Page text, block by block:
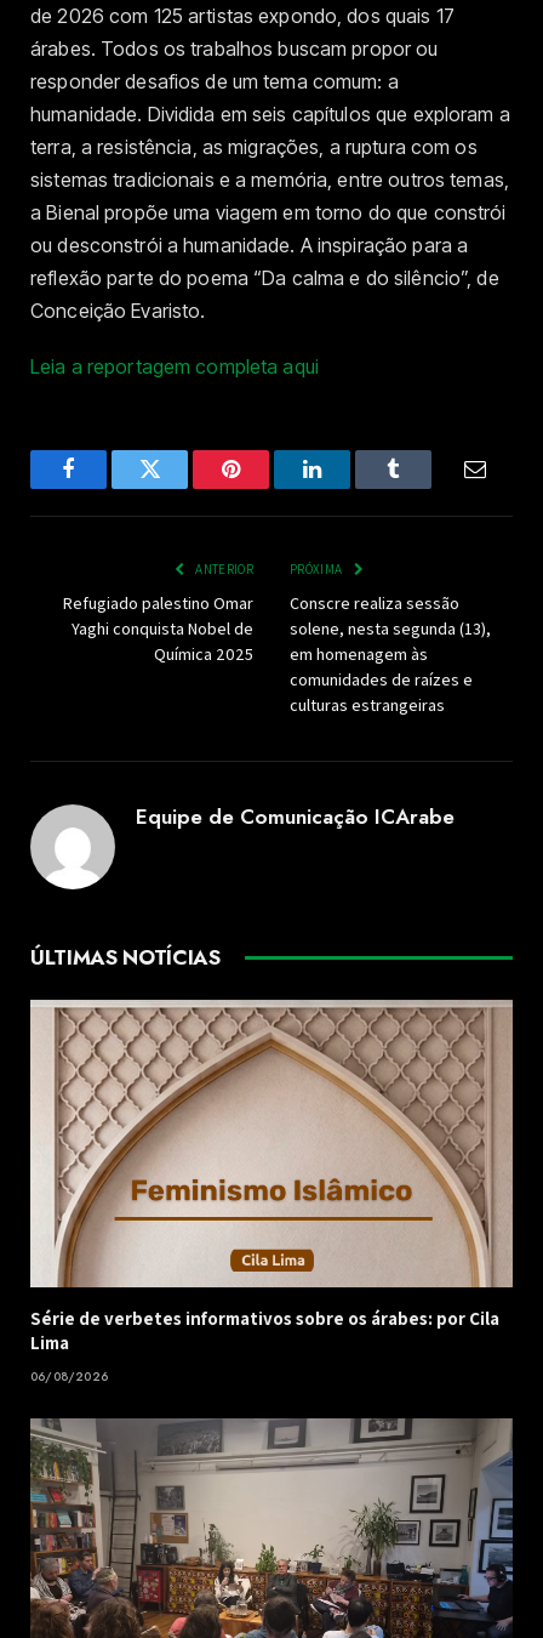
de 2026 com 125 artistas expondo, dos quais 17
árabes. Todos os trabalhos buscam propor ou
responder desafios de um tema comum: a
humanidade. Dividida em seis capítulos que exploram a
terra, a resistência, as migrações, a ruptura com os
sistemas tradicionais e a memória, entre outros temas,
a Bienal propõe uma viagem em torno do que constrói
ou desconstrói a humanidade. A inspiração para a
reflexão parte do poema “Da calma e do silêncio”, de
Conceição Evaristo.
Leia a reportagem completa aqui
FacebookTwitter Pinterest LinkedInTumblr
ANTERIOR
Refugiado palestino Omar
Yaghi conquista Nobel de
Química 2025
PRÓXIMA
Conscre realiza sessão
solene, nesta segunda (13),
em homenagem às
comunidades de raízes e
culturas estrangeiras
Equipe de Comunicação ICArabe
ÚLTIMAS NOTÍCIAS
Série de verbetes informativos sobre os árabes: por Cila
Lima
06/08/2026